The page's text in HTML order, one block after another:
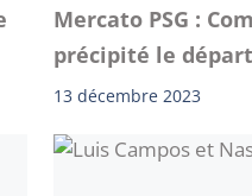
Mercato PSG :
précipité le
13 décembre 2023